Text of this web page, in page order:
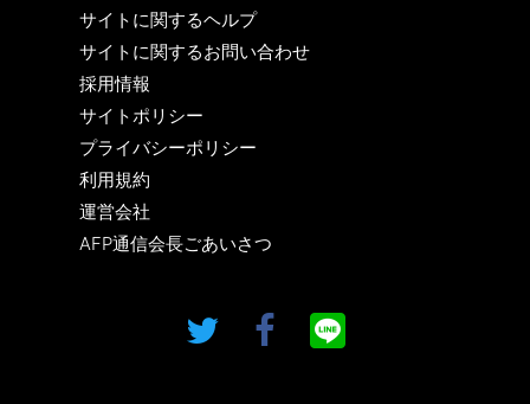
サイトに関するヘルプ
サイトに関するお問い合わせ
採用情報
サイトポリシー
プライバシーポリシー
利用規約
運営会社
AFP通信会長ごあいさつ